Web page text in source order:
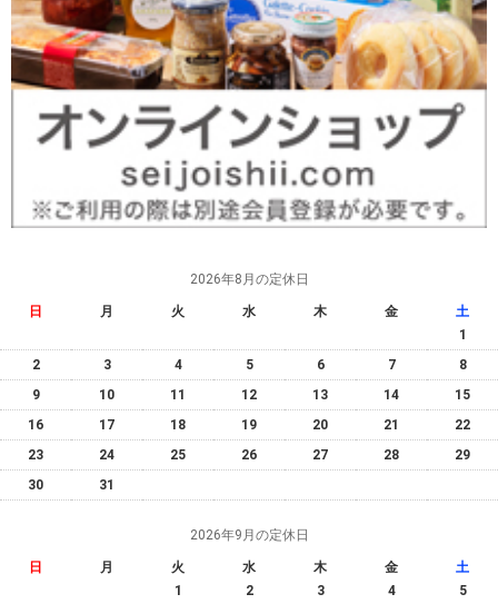
2026年8月の定休日
日 月 火 水 木 金
土
1
2
3 4 5 6 7
8
9
10 11 12 13 14
15
16
17 18 19 20 21
22
23
24 25 26 27 28
29
30
31
2026年9月の定休日
日 月 火 水 木 金
土
1
2 3 4 5